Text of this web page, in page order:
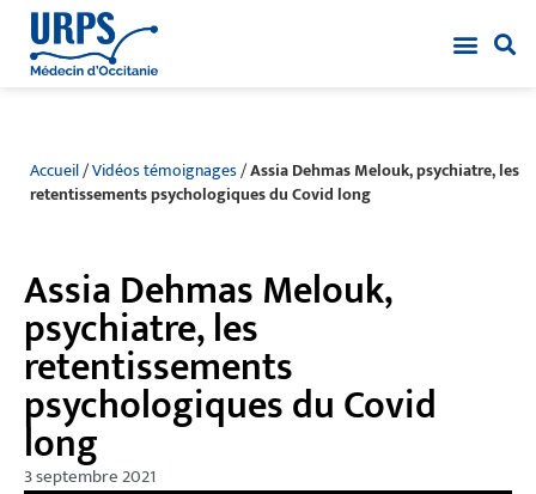
Accueil/Vidéos témoignages/Assia Dehmas Melouk, psychiatre, les
retentissements psychologiques du Covid long
Assia Dehmas Melouk,
psychiatre, les
retentissements
psychologiques du Covid
long
3 septembre 2021